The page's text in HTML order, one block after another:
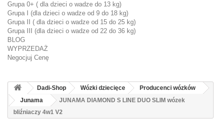
Grupa 0+ ( dla dzieci o wadze do 13 kg)
Grupa I (dla dzieci o wadze od 9 do 18 kg)
Grupa II ( dla dzieci o wadze od 15 do 25 kg)
Grupa III (dla dzieci o wadze od 22 do 36 kg)
BLOG
WYPRZEDAŻ
Negocjuj Cenę
Dadi-Shop Wózki dziecięce
Producenci wózków
Junama
JUNAMA DIAMOND S LINE DUO SLIM wózek
bliźniaczy 4w1 V2